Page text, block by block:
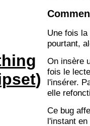
)
Une fois
pourtant,
On insère
fois le
l'insérer.
elle
Ce bug
l'instant